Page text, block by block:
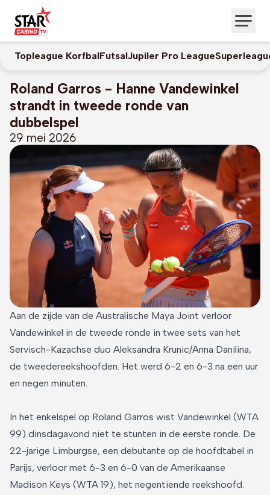
Topleague KorfbalFutsalJupiler Pro League
Roland Garros - Hanne Vandewinkel
strandt in tweede ronde van
dubbelspel
29 mei 2026
Aan de zijde van de Australische Maya Joint verloor
Vandewinkel in de tweede ronde in twee sets van het
Servisch-Kazachse duo Aleksandra Krunic/Anna Danilina,
de tweedereekshoofden. Het werd 6-2 en 6-3 na een uur
en negen minuten.
In het enkelspel op Roland Garros wist Vandewinkel (WTA
99) dinsdagavond niet te stunten in de eerste ronde. De
22-jarige Limburgse, een debutante op de hoofdtabel in
Parijs, verloor met 6-3 en 6-0 van de Amerikaanse
Madison Keys (WTA 19), het negentiende reekshoofd.